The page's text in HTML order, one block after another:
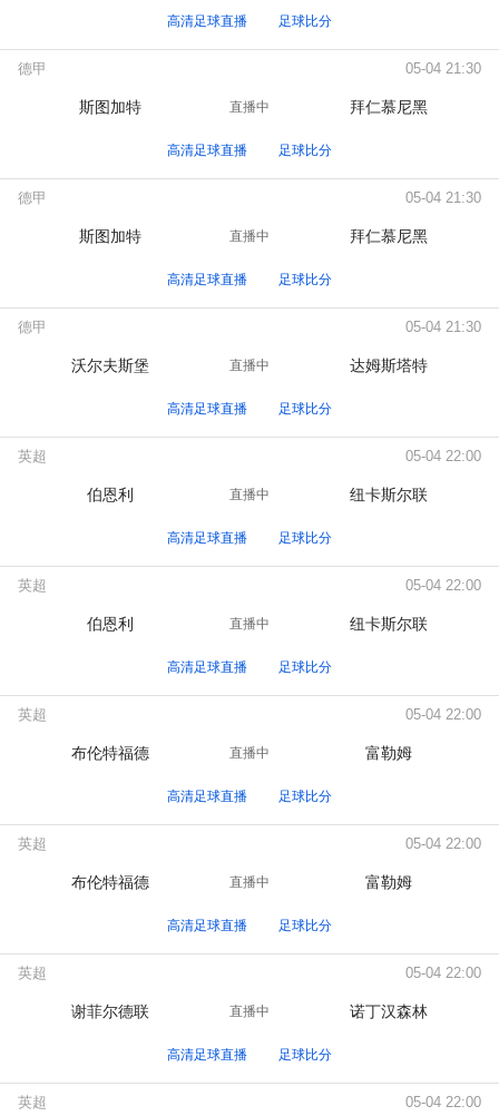
高清足球直播 足球比分
德甲 05-04 21:30
斯图加特 直播中 拜仁慕尼黑
高清足球直播 足球比分
德甲 05-04 21:30
斯图加特 直播中 拜仁慕尼黑
高清足球直播 足球比分
德甲 05-04 21:30
沃尔夫斯堡 直播中 达姆斯塔特
高清足球直播 足球比分
英超 05-04 22:00
伯恩利 直播中 纽卡斯尔联
高清足球直播 足球比分
英超 05-04 22:00
伯恩利 直播中 纽卡斯尔联
高清足球直播 足球比分
英超 05-04 22:00
布伦特福德 直播中 富勒姆
高清足球直播 足球比分
英超 05-04 22:00
布伦特福德 直播中 富勒姆
高清足球直播 足球比分
英超 05-04 22:00
谢菲尔德联 直播中 诺丁汉森林
高清足球直播 足球比分
英超 05-04 22:00